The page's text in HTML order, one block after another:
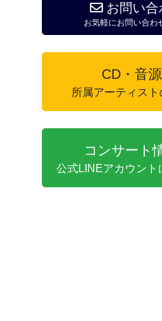
お問い合
お気軽にお問い合わ
CD・音
所属アーティス
コンサート
公式LINEアカウント